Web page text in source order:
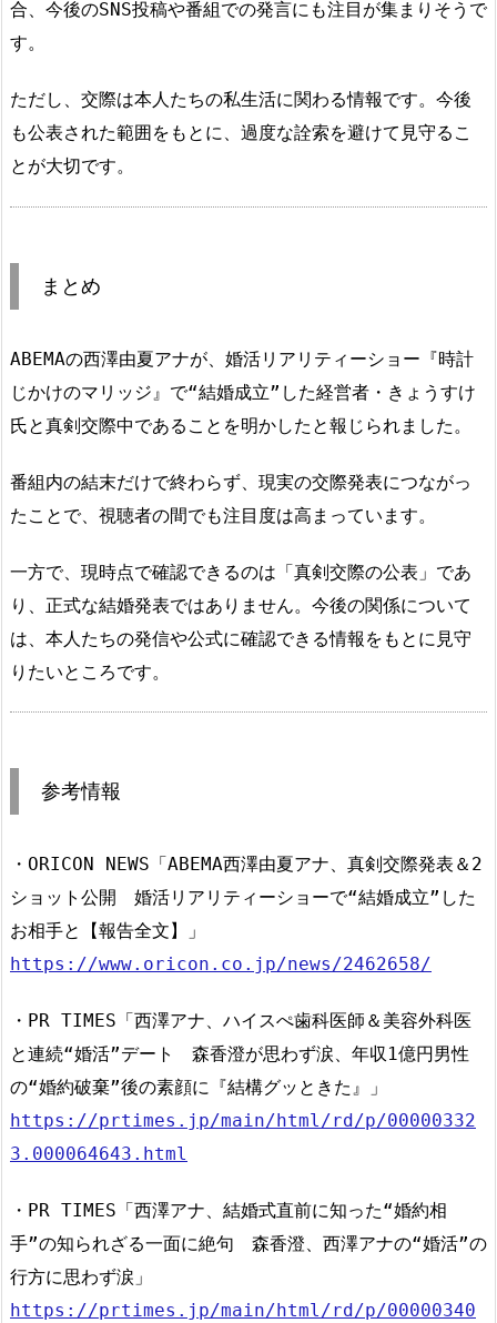
合、今後のSNS投稿や番組での発言にも注目が集まりそうで
す。
ただし、交際は本人たちの私生活に関わる情報です。今後
も公表された範囲をもとに、過度な詮索を避けて見守るこ
とが大切です。
まとめ
ABEMAの西澤由夏アナが、婚活リアリティーショー『時計
じかけのマリッジ』で“結婚成立”した経営者・きょうすけ
氏と真剣交際中であることを明かしたと報じられました。
番組内の結末だけで終わらず、現実の交際発表につながっ
たことで、視聴者の間でも注目度は高まっています。
一方で、現時点で確認できるのは「真剣交際の公表」であ
り、正式な結婚発表ではありません。今後の関係について
は、本人たちの発信や公式に確認できる情報をもとに見守
りたいところです。
参考情報
・ORICON NEWS「ABEMA西澤由夏アナ、真剣交際発表＆2
ショット公開 婚活リアリティーショーで“結婚成立”した
お相手と【報告全文】」
https://www.oricon.co.jp/news/2462658/
・PR TIMES「西澤アナ、ハイスぺ歯科医師＆美容外科医
と連続“婚活”デート 森香澄が思わず涙、年収1億円男性
の“婚約破棄”後の素顔に『結構グッときた』」
https://prtimes.jp/main/html/rd/p/00000332
3.000064643.html
・PR TIMES「西澤アナ、結婚式直前に知った“婚約相
手”の知られざる一面に絶句 森香澄、西澤アナの“婚活”の
行方に思わず涙」
https://prtimes.jp/main/html/rd/p/00000340